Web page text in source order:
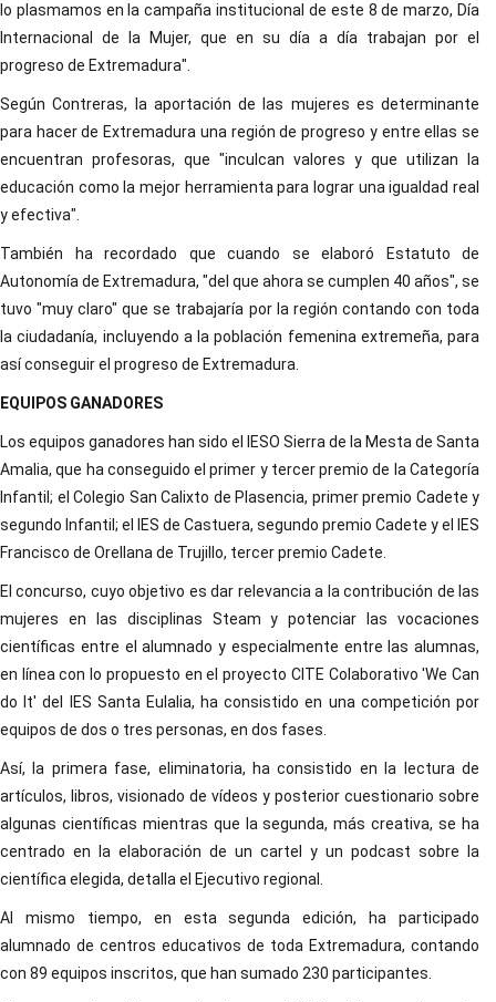
lo plasmamos en la campaña institucional de este 8 de marzo, Día
Internacional de la Mujer, que en su día a día trabajan por el
progreso de Extremadura".
Según Contreras, la aportación de las mujeres es determinante
para hacer de Extremadura una región de progreso y entre ellas se
encuentran profesoras, que "inculcan valores y que utilizan la
educación como la mejor herramienta para lograr una igualdad real
y efectiva".
También ha recordado que cuando se elaboró Estatuto de
Autonomía de Extremadura, "del que ahora se cumplen 40 años", se
tuvo "muy claro" que se trabajaría por la región contando con toda
la ciudadanía, incluyendo a la población femenina extremeña, para
así conseguir el progreso de Extremadura.
EQUIPOS GANADORES
Los equipos ganadores han sido el IESO Sierra de la Mesta de Santa
Amalia, que ha conseguido el primer y tercer premio de la Categoría
Infantil; el Colegio San Calixto de Plasencia, primer premio Cadete y
segundo Infantil; el IES de Castuera, segundo premio Cadete y el IES
Francisco de Orellana de Trujillo, tercer premio Cadete.
El concurso, cuyo objetivo es dar relevancia a la contribución de las
mujeres en las disciplinas Steam y potenciar las vocaciones
científicas entre el alumnado y especialmente entre las alumnas,
en línea con lo propuesto en el proyecto CITE Colaborativo 'We Can
do It' del IES Santa Eulalia, ha consistido en una competición por
equipos de dos o tres personas, en dos fases.
Así, la primera fase, eliminatoria, ha consistido en la lectura de
artículos, libros, visionado de vídeos y posterior cuestionario sobre
algunas científicas mientras que la segunda, más creativa, se ha
centrado en la elaboración de un cartel y un podcast sobre la
científica elegida, detalla el Ejecutivo regional.
Al mismo tiempo, en esta segunda edición, ha participado
alumnado de centros educativos de toda Extremadura, contando
con 89 equipos inscritos, que han sumado 230 participantes.